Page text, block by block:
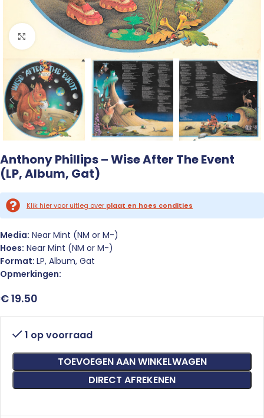
Click to enlarge
Anthony Phillips – Wise After The Event
(LP, Album, Gat)
Klik hier voor uitleg over plaat en hoes condities
Media: Near Mint (NM or M-)
Hoes: Near Mint (NM or M-)
Format: LP, Album, Gat
Opmerkingen:
€19.50
1 op voorraad
TOEVOEGEN AAN WINKELWAGEN
DIRECT AFREKENEN